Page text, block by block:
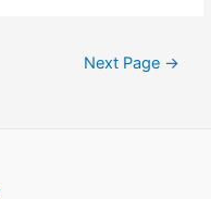
Next Page →